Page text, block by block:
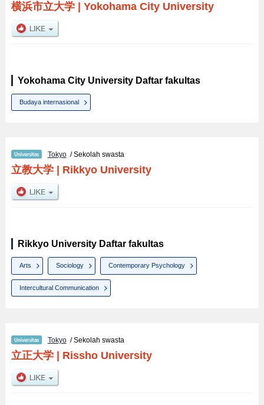
横浜市立大学| Yokohama City University
Yokohama City University Daftar fakultas
Budaya internasional
Tokyo/ Sekolah swasta
立教大学| Rikkyo University
Rikkyo University Daftar fakultas
Arts Sociology Contemporary Psychology
Intercultural Communication
Tokyo/ Sekolah swasta
立正大学| Rissho University